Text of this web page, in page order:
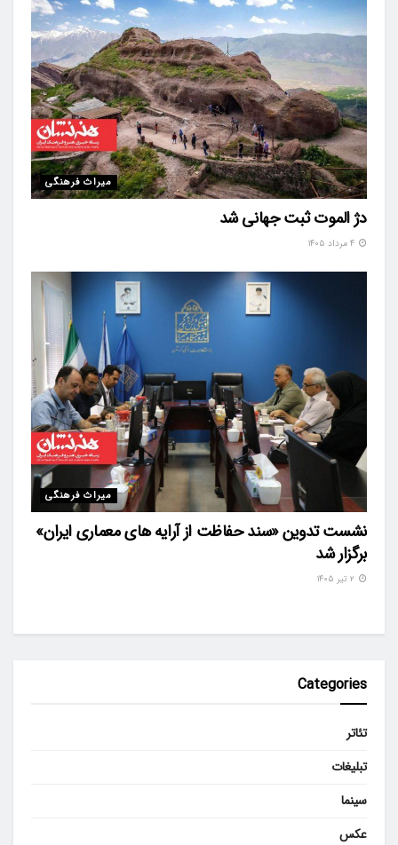
میراث فرهنگی
دژ الموت ثبت جهانی شد
میراث فرهنگی
نشست تدوین «سند حفاظت از آرایه های معماری ایران»
برگزار شد
Categories
تئاتر
تبلیغات
سینما
عکس